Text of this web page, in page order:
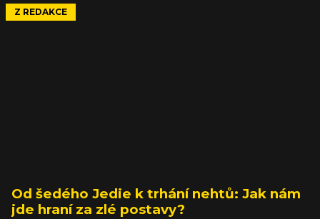
Z REDAKCE
Od šedého Jedie k trhání nehtů: Jak nám
jde hraní za zlé postavy?